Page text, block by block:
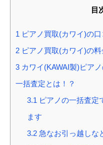
目
1 ピアノ買取(カワイ)の口
2 ピアノ買取(カワイ)の
3 カワイ(KAWAI製)ピア
一括査定とは！？
3.1 ピアノの一括査定
ます
3.2急なお引っ越しな